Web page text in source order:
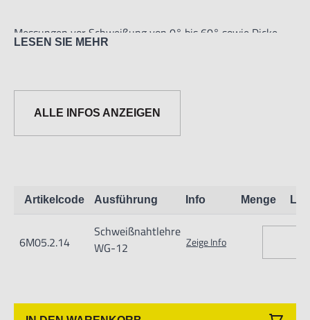
Messungen vor Schweißung von 0° bis 60° sowie Dicke
Informationen zur Produktsicherheit:
Anwender sowie Handwerker geeignet.
LESEN SIE MEHR
ALLE INFOS ANZEIGEN
Artikelcode Ausführung Info Menge
6M05.2.14
Schweißnahtlehre
WG-12
Zeige Info